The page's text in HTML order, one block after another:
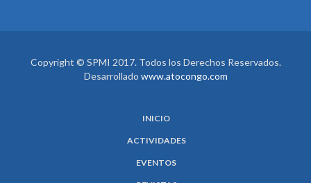
Copyright © SPMI 2017. Todos los Derechos Reservados.
Desarrollado www.atocongo.com
INICIO
ACTIVIDADES
EVENTOS